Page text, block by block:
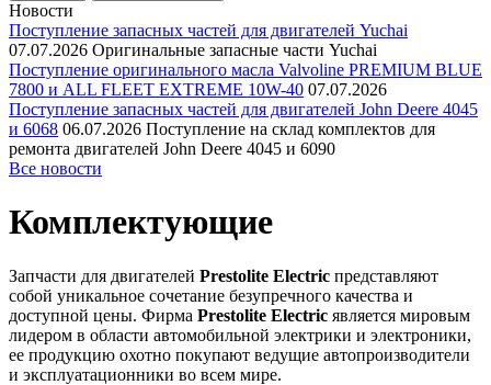
Новости
Поступление запасных частей для двигателей Yuchai
07.07.2026 Оригинальные запасные части Yuchai
Поступление оригинального масла Valvoline PREMIUM BLUE
7800 и ALL FLEET EXTREME 10W-40 07.07.2026
Поступление запасных частей для двигателей John Deere 4045
и 6068 06.07.2026 Поступление на склад комплектов для
ремонта двигателей John Deere 4045 и 6090
Все новости
Комплектующие
Запчасти для двигателей Prestolite Electric представляют
собой уникальное сочетание безупречного качества и
доступной цены. Фирма Prestolite Electric является мировым
лидером в области автомобильной электрики и электроники,
ее продукцию охотно покупают ведущие автопроизводители
и эксплуатационники во всем мире.